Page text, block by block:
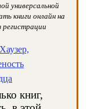
универсальной
книги онлайн на
регистрации
книг,